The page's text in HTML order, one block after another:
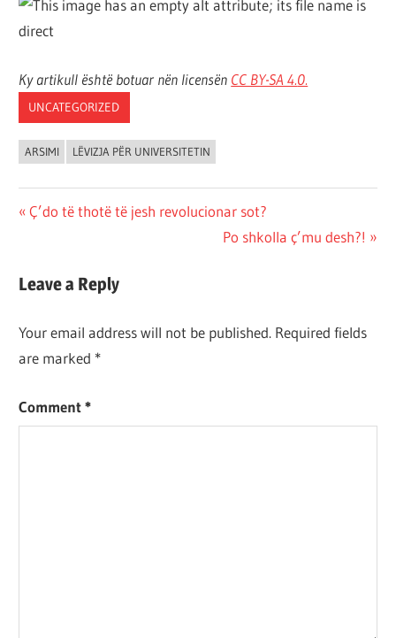
Ky artikull është botuar nën licensën CC BY-SA 4.0.
UNCATEGORIZED
ARSIMI LËVIZJA PËR UNIVERSITETIN
Post
Previous
Ç’do të thotë të jesh revolucionar sot?
Next
Po shkolla ç’mu desh?!
Leave a Reply
Your email address will not be published. Required fields
are marked *
Comment*